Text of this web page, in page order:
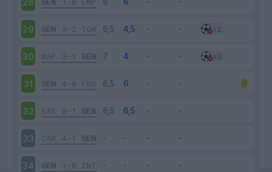
29 GEN 3-2 TOR
30 NAP 3-1 GEN
31 GEN 4-0 FRO
32 SAS 0-1 GEN
33 CAR 4-1 GEN
34 GEN 1-0 INT